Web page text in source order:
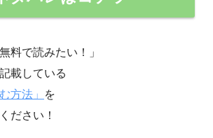
料で読みたい！」
載している
方法」
を
ださい！